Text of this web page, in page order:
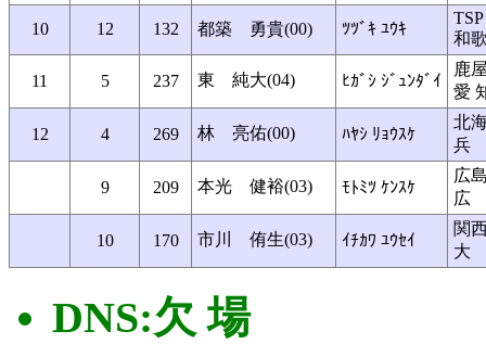
10 12 132 都築 勇貴(00) ﾂﾂﾞｷ ﾕｳｷ
TSP
和
11 5 237 東 純大(04) ﾋｶﾞｼ ｼﾞｭﾝﾀﾞｲ
鹿
愛
12 4 269 林 亮佑(00) ﾊﾔｼ ﾘｮｳｽｹ
北
兵
9 209 本光 健裕(03) ﾓﾄﾐﾂ ｹﾝｽｹ
広
広
10 170 市川 侑生(03) ｲﾁｶﾜ ﾕｳｾｲ
関
大
DNS:欠 場